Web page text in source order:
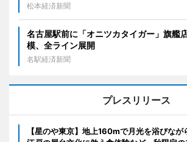
松本経済新聞
名古屋駅前に「オニツカタイガー」旗
模、全ライン展開
名駅経済新聞
プレスリリース
【星のや東京】地上160mで月光を浴びなが